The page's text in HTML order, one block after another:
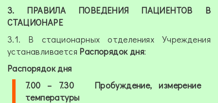
3. ПРАВИЛА ПОВЕДЕНИЯ ПАЦИЕНТОВ В
СТАЦИОНАРЕ
3.1. В стационарных отделениях Учреждения
устанавливается Распорядок дня:
Распорядок дня
7.00 – 7.30 Пробуждение, измерение
температуры